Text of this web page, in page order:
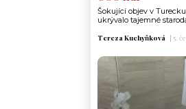
Šokující objev v
ukrývalo tajemné
Tereza Kuchyňková | 5.